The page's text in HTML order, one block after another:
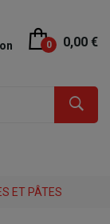
0 0,00 €
ET PÂTES